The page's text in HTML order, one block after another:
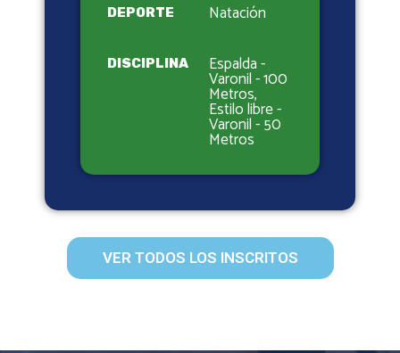
DEPORTE Natación
DISCIPLINA Espalda -
Varonil - 100
Metros,
Estilo libre -
Varonil - 50
Metros
VER TODOS LOS INSCRITOS